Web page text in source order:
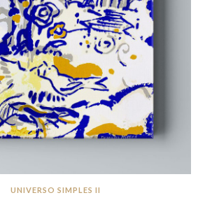
UNIVERSO SIMPLES II